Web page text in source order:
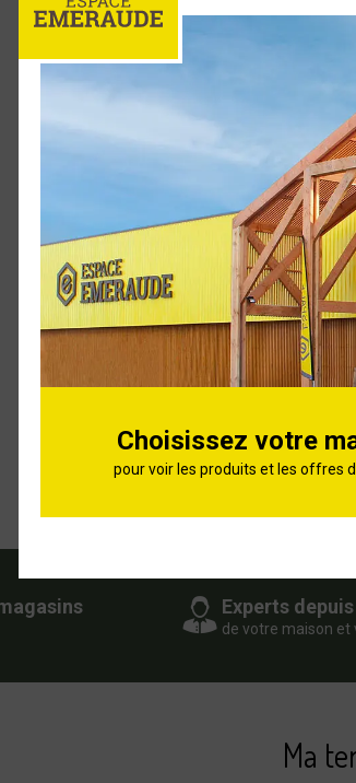
Réchaud à gaz
Stérilisateur de
KITCHEN CHEF 28L
Experts
de votre maison et
Ma
Choisissez votre
pour voir les produits et les offres